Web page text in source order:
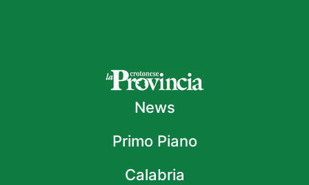
News
Primo Piano
Calabria